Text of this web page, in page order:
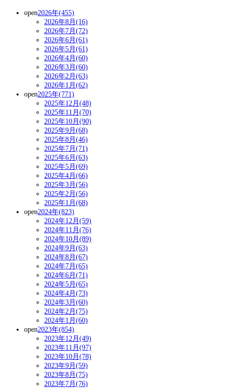
open2026年(455)
2026年8月(16)
2026年7月(72)
2026年6月(61)
2026年5月(61)
2026年4月(60)
2026年3月(60)
2026年2月(63)
2026年1月(62)
open2025年(771)
2025年12月(48)
2025年11月(70)
2025年10月(90)
2025年9月(68)
2025年8月(46)
2025年7月(71)
2025年6月(63)
2025年5月(69)
2025年4月(66)
2025年3月(56)
2025年2月(56)
2025年1月(68)
open2024年(823)
2024年12月(59)
2024年11月(76)
2024年10月(89)
2024年9月(63)
2024年8月(67)
2024年7月(65)
2024年6月(71)
2024年5月(65)
2024年4月(73)
2024年3月(60)
2024年2月(75)
2024年1月(60)
open2023年(854)
2023年12月(49)
2023年11月(97)
2023年10月(78)
2023年9月(59)
2023年8月(75)
2023年7月(76)